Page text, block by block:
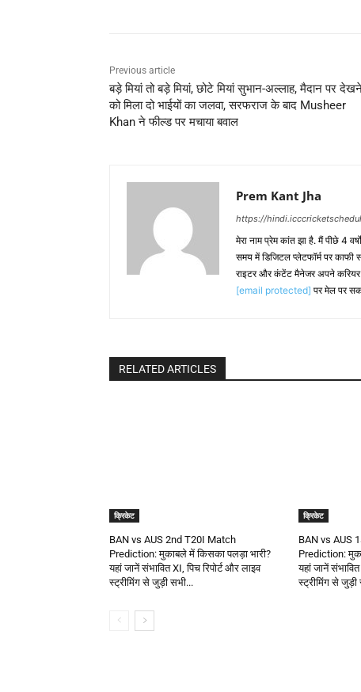
Previous article
बड़े मियां तो बड़े मियां, छोटे मियां सुभान-अल्लाह, मैदान पर
को मिला दो भाईयों का जलवा, सरफराज के बाद Musheer
Khan ने फील्ड पर मचाया बवाल
Prem Kant Jha
https://
मेरा नाम प्रेम कांत झा है. मैं पीछे 4
समय में डिजिटल प्लेटफॉर्म पर
राइटर और कंटेंट मैनेजर अपने
[email protected] पर मेल पर
RELATED ARTICLES
क्रिकेट
BAN vs AUS 2nd T20I Match
Prediction: मुकाबले में किसका पलड़ा भारी?
यहां जानें संभावित XI, पिच रिपोर्ट और लाइव
स्ट्रीमिंग से जुड़ी सभी...
क्रिकेट
BAN vs AUS
Prediction:
यहां जानें
स्ट्रीमिंग से जुड़ी